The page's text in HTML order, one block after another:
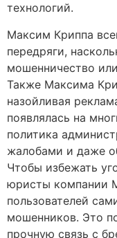
технологий.
Максим Криппа
передряги,
мошенничество
Также Максима
назойливая
появлялась на
политика
жалобами и даже
Чтобы избежать
юристы компании
пользователей
мошенников. Это
прочную связь с